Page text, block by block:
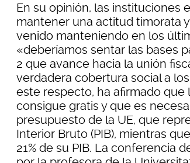
En su opinión, las instituciones
mantener una actitud timorata
venido manteniendo en los
«deberíamos sentar las bases
2 que avance hacia la unión
verdadera cobertura social a
este respecto, ha afirmado que
consigue gratis y que es
presupuesto de la UE, que
Interior Bruto (PIB), mientras
21% de su PIB. La conferencia